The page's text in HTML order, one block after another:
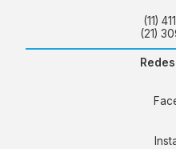
(11)
(21)